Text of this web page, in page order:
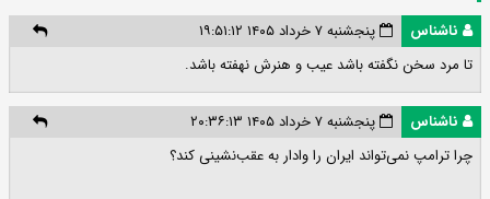
ناشناس
پنجشنبه ۷ خرداد ۱۴۰۵ ۱۹:۵۱:۱۲
تا مرد سخن نگفته باشد عیب و هنرش نهفته باشد.
ناشناس
پنجشنبه ۷ خرداد ۱۴۰۵ ۲۰:۳۶:۱۳
چرا ترامپ نمی‌تواند ایران را وادار به عقب‌نشینی کند؟